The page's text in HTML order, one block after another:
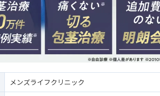
メンズライフクリニック